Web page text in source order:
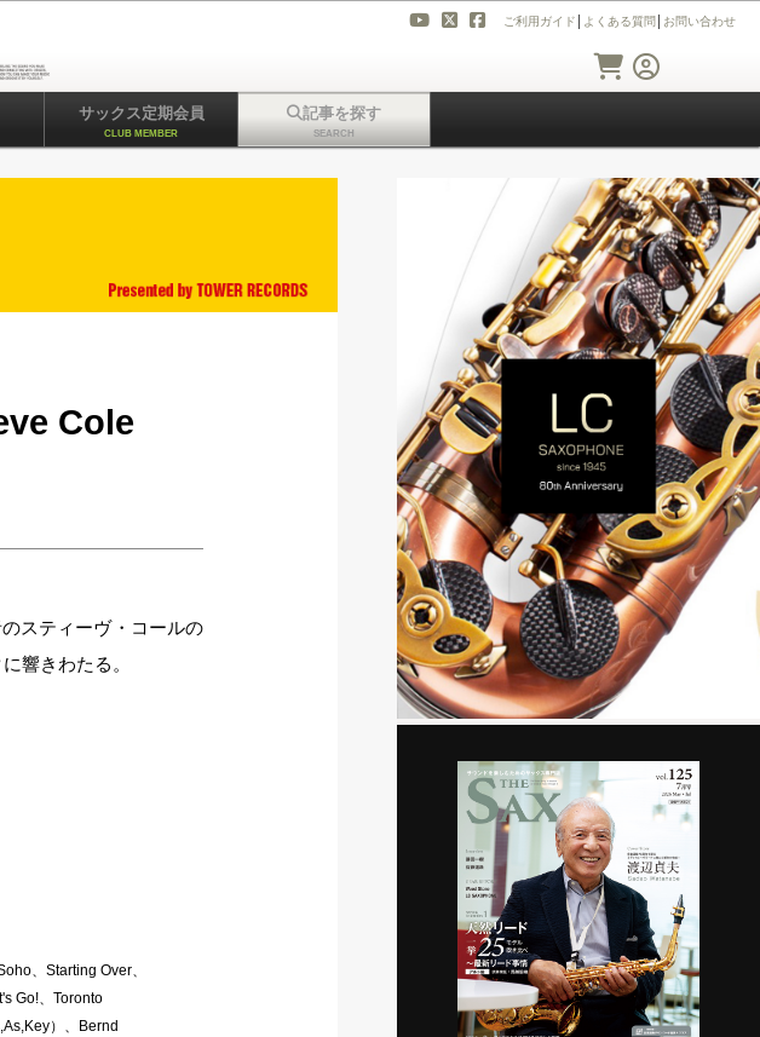
ご利用ガイド よくある質問 お問い合わせ
サックス定期会員
CLUB MEMBER
記事を探す
SEARCH
Cole
スティーヴ・コールの
響きわたる。
、Starting Over、
Go!、Toronto
）、Bernd